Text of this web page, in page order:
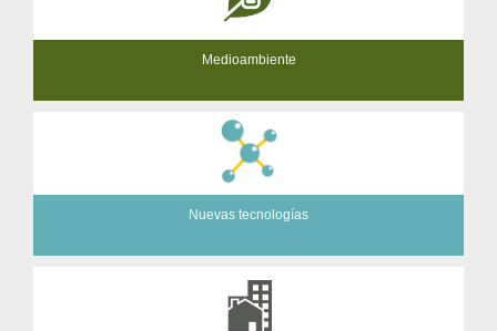
Medioambiente
Nuevas tecnologías